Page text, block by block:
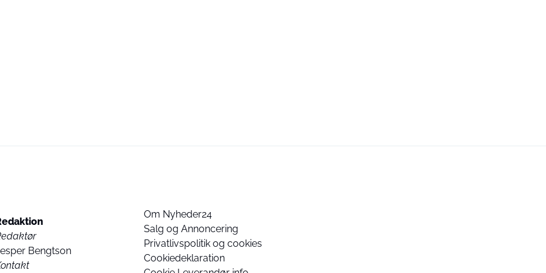
Bengtson
Om Nyheder24
Salg og Annoncering
Privatlivspolitik og cookies
Cookiedeklaration